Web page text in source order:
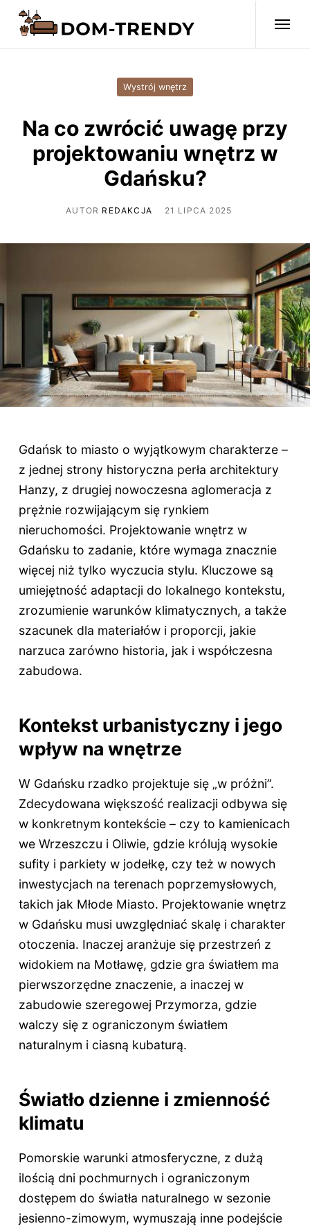
Wystrój wnętrz
Na co zwrócić uwagę przy
projektowaniu wnętrz w
Gdańsku?
AUTOR REDAKCJA 21 LIPCA 2025
Gdańsk to miasto o wyjątkowym charakterze –
z jednej strony historyczna perła architektury
Hanzy, z drugiej nowoczesna aglomeracja z
prężnie rozwijającym się rynkiem
nieruchomości. Projektowanie wnętrz w
Gdańsku to zadanie, które wymaga znacznie
więcej niż tylko wyczucia stylu. Kluczowe są
umiejętność adaptacji do lokalnego kontekstu,
zrozumienie warunków klimatycznych, a także
szacunek dla materiałów i proporcji, jakie
narzuca zarówno historia, jak i współczesna
zabudowa.
Kontekst urbanistyczny i jego
wpływ na wnętrze
W Gdańsku rzadko projektuje się „w próżni”.
Zdecydowana większość realizacji odbywa się
w konkretnym kontekście – czy to kamienicach
we Wrzeszczu i Oliwie, gdzie królują wysokie
sufity i parkiety w jodełkę, czy też w nowych
inwestycjach na terenach poprzemysłowych,
takich jak Młode Miasto. Projektowanie wnętrz
w Gdańsku musi uwzględniać skalę i charakter
otoczenia. Inaczej aranżuje się przestrzeń z
widokiem na Motławę, gdzie gra światłem ma
pierwszorzędne znaczenie, a inaczej w
zabudowie szeregowej Przymorza, gdzie
walczy się z ograniczonym światłem
naturalnym i ciasną kubaturą.
Światło dzienne i zmienność
klimatu
Pomorskie warunki atmosferyczne, z dużą
ilością dni pochmurnych i ograniczonym
dostępem do światła naturalnego w sezonie
jesienno-zimowym, wymuszają inne podejście